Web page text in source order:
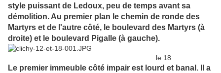
style puissant de Ledoux, peu de temps avant sa
démolition. Au premier plan le chemin de ronde des
Martyrs et de l'autre côté, le boulevard des Martyrs (à
droite) et le boulevard Pigalle (à gauche).
le 18
Le premier immeuble côté impair est lourd et banal. Il a